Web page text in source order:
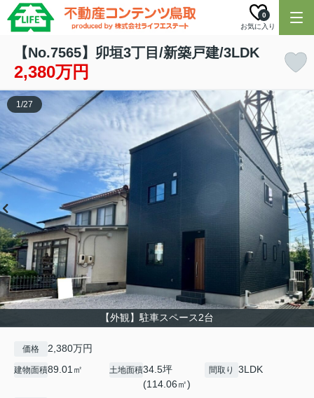
お気に入り
0
【No.7565】卯垣3丁目/新築戸建/3LDK
2,380万円
【外観】駐車スペース2台
1/27
価格 2,380万円
建物面積89.01㎡ 土地面積34.5坪
(114.06㎡)
間取り 3LDK